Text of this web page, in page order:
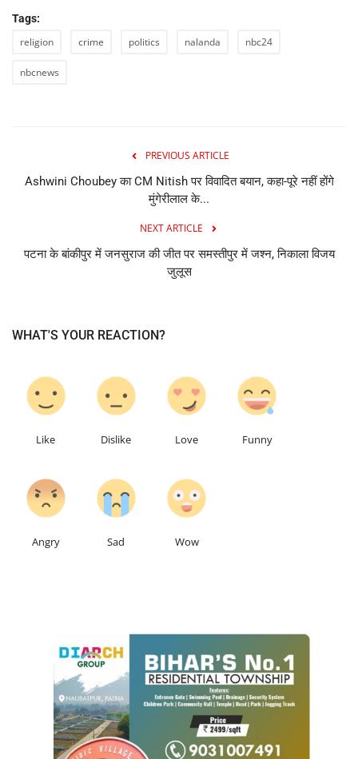
Tags:
religion crime politics nalanda nbc24
nbcnews
PREVIOUS ARTICLE
Ashwini Choubey का CM Nitish पर विवादित बयान, कहा-पूरे नहीं होंगे
मुंगेरीलाल के...
NEXT ARTICLE
पटना के बांकीपुर में जनसुराज की जीत पर समस्तीपुर में जश्न, निकाला विजय
जुलूस
WHAT'S YOUR REACTION?
Like Dislike Love Funny
Angry Sad Wow